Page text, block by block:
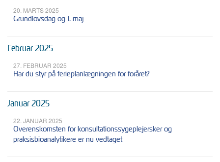
20. MARTS 2025
Grundlovsdag og 1. maj
Februar 2025
27. FEBRUAR 2025
Har du styr på ferieplanlægningen for foråret?
Januar 2025
22. JANUAR 2025
Overenskomsten for konsultationssygeplejersker og
praksisbioanalytikere er nu vedtaget